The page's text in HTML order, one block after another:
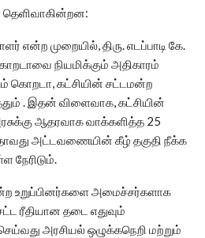
என்ற முறையில், திரு. எடப்பாடி கே.
நியமிக்கும் அதிகாரம்
கொறடா, கட்சியின் சட்டமன்ற
. இதன் விளைவாக, கட்சியின்
ஆதரவாக வாக்களித்த 25
அட்டவணையின் கீழ் தகுதி நீக்க
நேரிடும்.
உறுப்பினர்களை அமைச்சர்களாக
ரீதியான தடை எதுவும்
அரசியல் ஒழுக்கநெறி மற்றும்